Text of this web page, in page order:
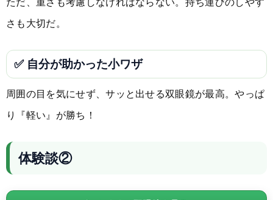
さも大切だ。
✅ 自分が助かった小ワザ
周囲の目を気にせず、サッと出せる双眼鏡が最高。やっぱ
り『軽い』が勝ち！
体験談②